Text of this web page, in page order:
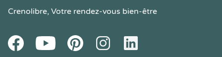
Crenolibre, Votre rendez-vous bien-être
FacebookYoutube PinteresetInstagramLinkedIn